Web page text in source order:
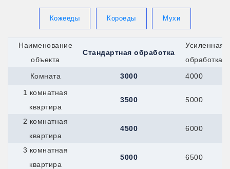
Кронштадт
Кропоткин
Крымск
Верхняя-Пышма
Краснотурьинск
Первоуральск
Реж
Мегион
Нефтеюганск
Кожееды Короеды Мухи
Наименование
объекта
Стандартная обработка
Усиленная
обработка
Комната
3000
4000
1 комнатная
квартира
3500 5000
2 комнатная
квартира
4500 6000
3 комнатная
квартира
5000 6500